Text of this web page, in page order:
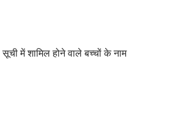
सूची में शामिल होने वाले बच्चों के नाम